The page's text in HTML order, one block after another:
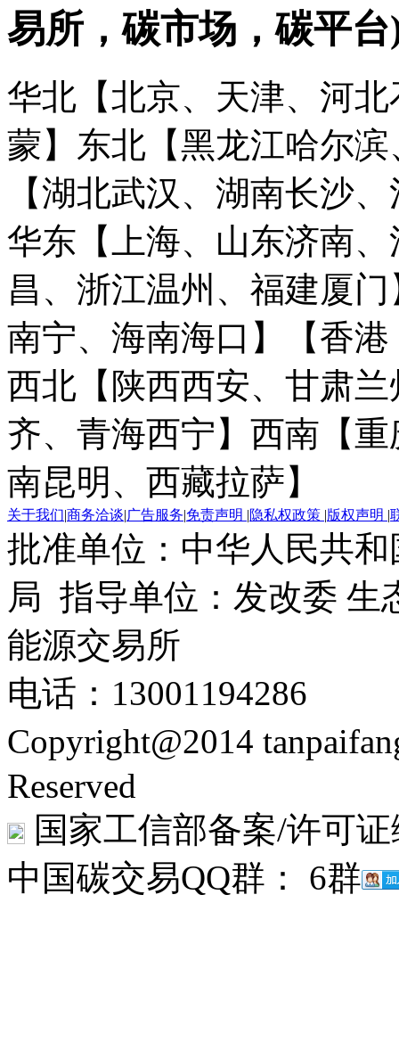
易所，碳市场，碳平台
华北【北京、天津、河
蒙】 东北【黑龙江哈尔
【湖北武汉、湖南长沙
华东【上海、山东济南
昌、浙江温州、福建厦门
南宁、海南海口】
【香
西北【陕西西安、甘肃
齐、青海西宁】 西南【
南昆明、西藏拉萨】
关于我们|商务洽谈|广告服务|免责声明 |隐私权政策 |版权声明 |
批准单位：中华人民共
局 指导单位：发改委 生
能源交易所
电话：13001194286
Copyright@2014
Reserved
国家工信部备案/许可
中国碳交易QQ群： 6群